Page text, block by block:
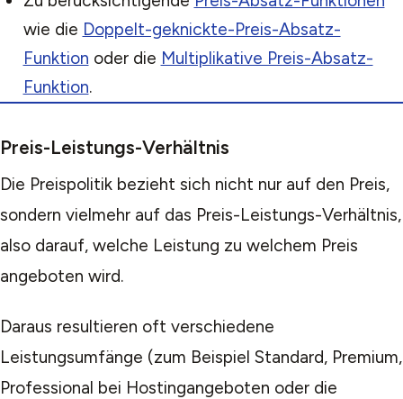
wie die Doppelt-geknickte-Preis-Absatz-
Funktion oder die Multiplikative Preis-Absatz-
Funktion.
Preis-Leistungs-Verhältnis
Die Preispolitik bezieht sich nicht nur auf den Preis,
sondern vielmehr auf das Preis-Leistungs-Verhältnis,
also darauf, welche Leistung zu welchem Preis
angeboten wird.
Daraus resultieren oft verschiedene
Leistungsumfänge (zum Beispiel Standard, Premium,
Professional bei Hostingangeboten oder die